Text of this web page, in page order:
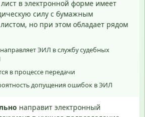
в электронной форме имеет
силу с бумажным
но при этом обладает рядом
ЭИЛ в службу судебных
в процессе передачи
допущения ошибок в ЭИЛ
направит электронный